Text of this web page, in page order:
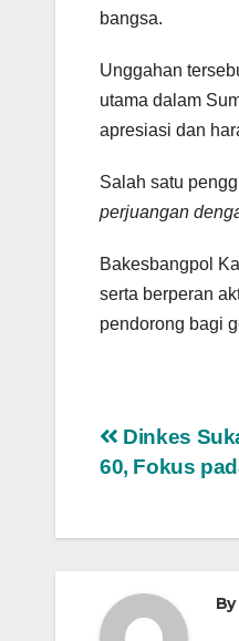
bangsa.
Unggahan
utama dalam
apresiasi dan
Salah satu
perjuangan
Bakesbangpol
serta berperan
pendorong bagi
pos
Dinkes
60, Fokus
By